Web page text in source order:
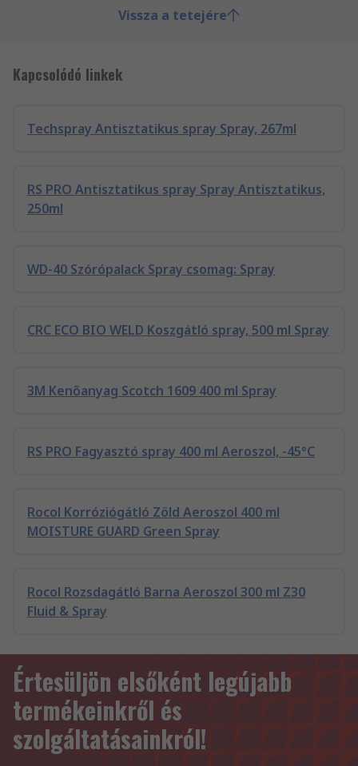
Vissza a tetejére
Kapcsolódó linkek
Techspray Antisztatikus spray Spray, 267ml
RS PRO Antisztatikus spray Spray Antisztatikus,
250ml
WD-40 Szórópalack Spray csomag: Spray
CRC ECO BIO WELD Koszgátló spray, 500 ml Spray
3M Kenőanyag Scotch 1609 400 ml Spray
RS PRO Fagyasztó spray 400 ml Aeroszol, -45°C
Rocol Korróziógátló Zöld Aeroszol 400 ml
MOISTURE GUARD Green Spray
Rocol Rozsdagátló Barna Aeroszol 300 ml Z30
Fluid & Spray
Értesüljön elsőként legújabb
termékeinkről és
szolgáltatásainkról!